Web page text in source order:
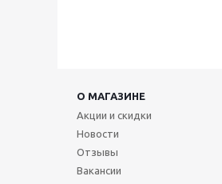
О МАГАЗИНЕ
Акции и скидки
Новости
Отзывы
Вакансии